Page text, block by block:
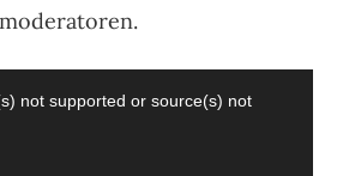
not supported or source(s) not